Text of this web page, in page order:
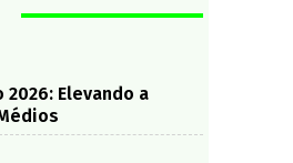
2026: Elevando a